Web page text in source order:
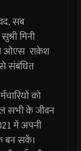
सब
मिनी
ओएस राकेश
संबंधित
को
सभी के जीवन
में अपनी
बन सकें।